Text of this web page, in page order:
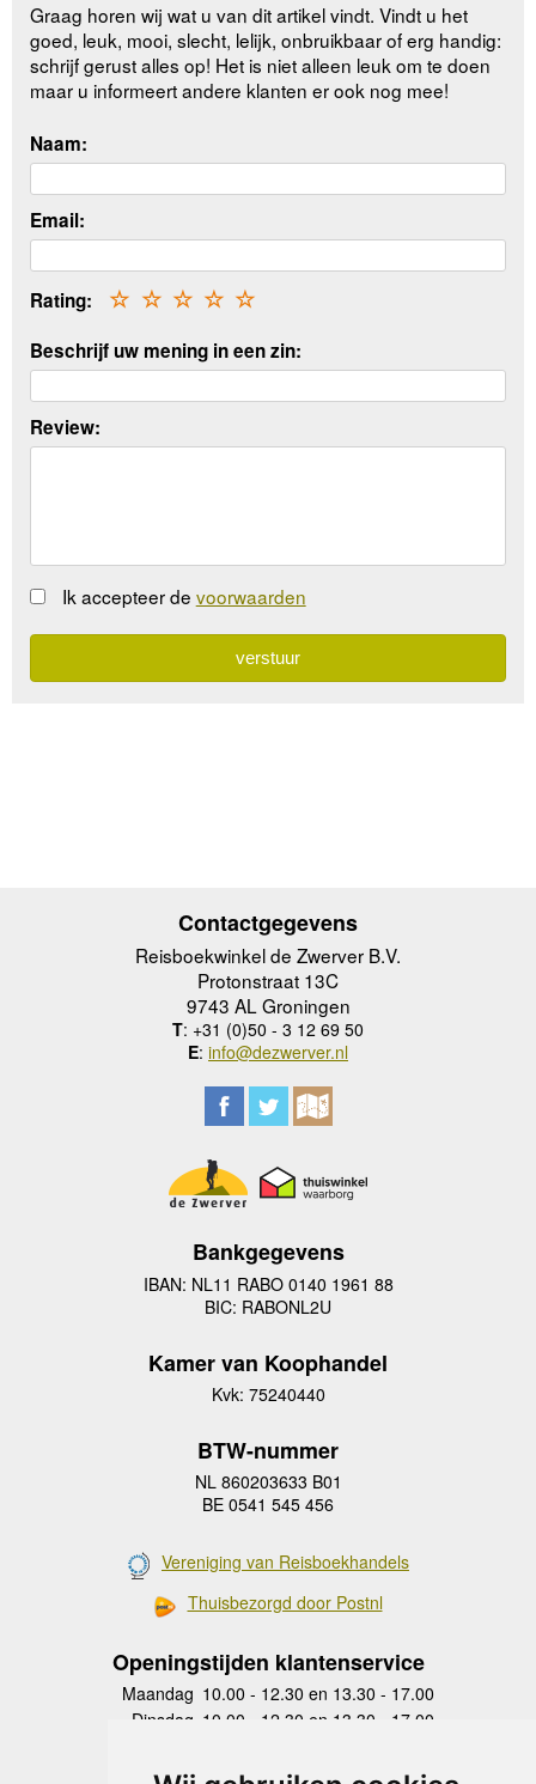
Graag horen wij wat u van dit artikel vindt. Vindt u het
goed, leuk, mooi, slecht, lelijk, onbruikbaar of erg handig:
schrijf gerust alles op! Het is niet alleen leuk om te doen
maar u informeert andere klanten er ook nog mee!
Naam:
Email:
Rating: ☆
☆
☆
☆
☆
Beschrijf uw mening in een zin:
Review:
Ik accepteer de voorwaarden
Contactgegevens
Reisboekwinkel de Zwerver B.V.
Protonstraat 13C
9743 AL Groningen
T: +31 (0)50 - 3 12 69 50
E: info@dezwerver.nl
Bankgegevens
IBAN: NL11 RABO 0140 1961 88
BIC: RABONL2U
Kamer van Koophandel
Kvk: 75240440
BTW-nummer
NL 860203633 B01
BE 0541 545 456
Vereniging van Reisboekhandels
Thuisbezorgd door Postnl
Openingstijden klantenservice
Maandag 10.00 - 12.30 en 13.30 - 17.00
Dinsdag 10.00 - 12.30 en 13.30 - 17.00
Donderdag
10.00 - 12.30 en 13.30 - 17.00